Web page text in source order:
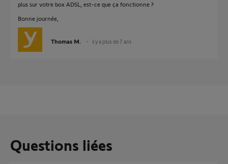
plus sur votre box ADSL, est-ce que ça fonctionne ?
Bonne journée,
Thomas M. il y a plus de 7 ans
Questions liées